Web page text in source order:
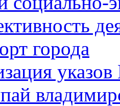
города